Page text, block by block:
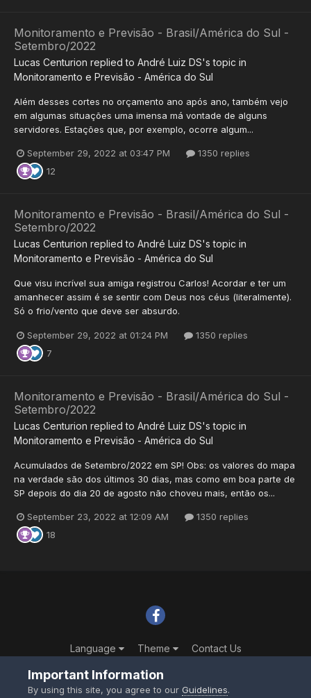
Monitoramento e Previsão - Brasil/América do Sul -
Setembro/2022
Lucas Centurion replied to André Luiz DS's topic in
Monitoramento e Previsão - América do Sul
Além desses cortes no orçamento ano após ano, também vejo
em algumas situações uma imensa má vontade de alguns
servidores. Estações que, por exemplo, ocorre algum...
September 29, 2022 at 03:47 PM
1350 replies
12
Monitoramento e Previsão - Brasil/América do Sul -
Setembro/2022
Lucas Centurion replied to André Luiz DS's topic in
Monitoramento e Previsão - América do Sul
Que visu incrível sua amiga registrou Carlos! Acordar e ter um
amanhecer assim é se sentir com Deus nos céus (literalmente).
Só o frio/vento que deve ser absurdo.
September 29, 2022 at 01:24 PM
1350 replies
7
Monitoramento e Previsão - Brasil/América do Sul -
Setembro/2022
Lucas Centurion replied to André Luiz DS's topic in
Monitoramento e Previsão - América do Sul
Acumulados de Setembro/2022 em SP! Obs: os valores do mapa
na verdade são dos últimos 30 dias, mas como em boa parte de
SP depois do dia 20 de agosto não choveu mais, então os...
September 23, 2022 at 12:09 AM
1350 replies
18
Language Theme Contact Us
Important Information
By using this site, you agree to ourGuidelines.